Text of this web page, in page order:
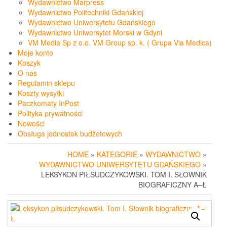
Wydawnictwo Marpress
Wydawnictwo Politechniki Gdańskiej
Wydawnictwo Uniwersytetu Gdańskiego
Wydawnictwo Uniwersytet Morski w Gdyni
VM Media Sp z o.o. VM Group sp. k. ( Grupa Via Medica)
Moje konto
Koszyk
O nas
Regulamin sklepu
Koszty wysyłki
Paczkomaty InPost
Polityka prywatności
Nowości
Obsługa jednostek budżetowych
HOME » KATEGORIE » WYDAWNICTWO »
WYDAWNICTWO UNIWERSYTETU GDAŃSKIEGO »
LEKSYKON PIŁSUDCZYKOWSKI. TOM I. SŁOWNIK
BIOGRAFICZNY A–Ł